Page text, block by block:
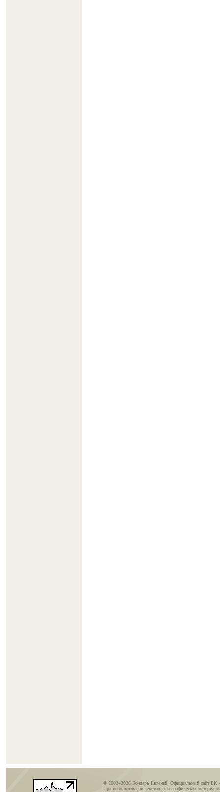
© 2002–2026 Бондарь Евгений. Официальный сайт БК
При использовании текстовых и графических